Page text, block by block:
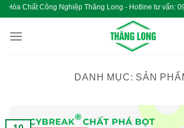
Chuyển
nội
Công Nghiệp Thăng Long - Hotline tư
DANH MỤC: SẢN